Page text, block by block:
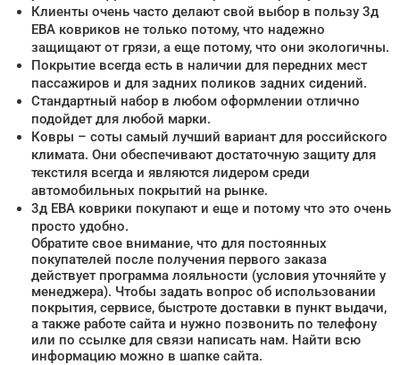
Клиенты очень часто делают свой выбор в пользу 3д
ЕВА ковриков не только потому, что надежно
защищают от грязи, а еще потому, что они экологичны.
Покрытие всегда есть в наличии для передних мест
пассажиров и для задних поликов задних сидений.
Стандартный набор в любом оформлении отлично
подойдет для любой марки.
Ковры – соты самый лучший вариант для российского
климата. Они обеспечивают достаточную защиту для
текстиля всегда и являются лидером среди
автомобильных покрытий на рынке.
3д ЕВА коврики покупают и еще и потому что это очень
просто удобно.
Обратите свое внимание, что для постоянных
покупателей после получения первого заказа
действует программа лояльности (условия уточняйте у
менеджера). Чтобы задать вопрос об использовании
покрытия, сервисе, быстроте доставки в пункт выдачи,
а также работе сайта и нужно позвонить по телефону
или по ссылке для связи написать нам. Найти всю
информацию можно в шапке сайта.